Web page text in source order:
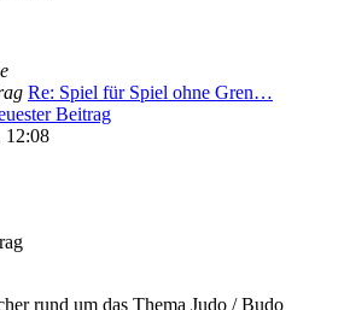
Re: Spiel für Spiel ohne Gren…
Beitrag
12:08
rund um das Thema Judo / Budo